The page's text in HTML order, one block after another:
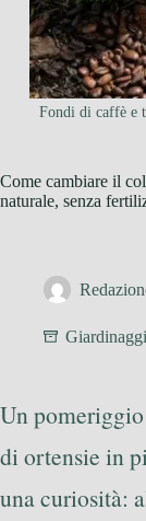
Fondi di caffè e
Come cambiare il
naturale, senza
Un
di ortensie in
una curiosità: